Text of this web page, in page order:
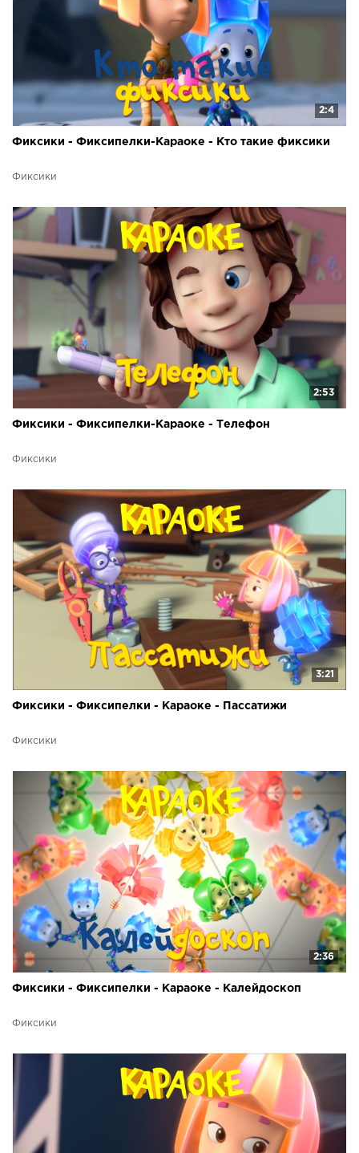
2:4
Фиксики - Фиксипелки-Караоке - Кто такие фиксики
Фиксики
2:53
Фиксики - Фиксипелки-Караоке - Телефон
Фиксики
3:21
Фиксики - Фиксипелки - Караоке - Пассатижи
Фиксики
2:36
Фиксики - Фиксипелки - Караоке - Калейдоскоп
Фиксики